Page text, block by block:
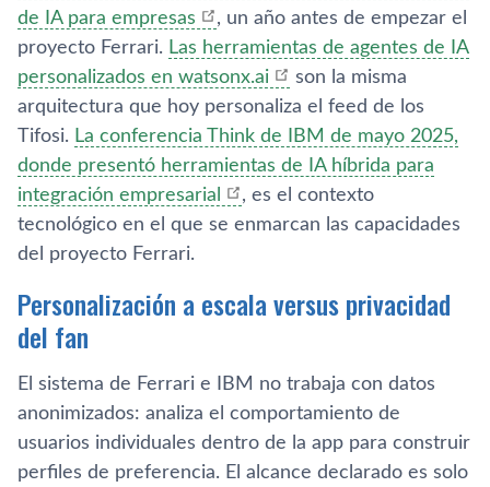
de IA para empresas
, un año antes de empezar el
proyecto Ferrari. Las herramientas de agentes de IA
personalizados en watsonx.ai
son la misma
arquitectura que hoy personaliza el feed de los
Tifosi. La conferencia Think de IBM de mayo 2025,
donde presentó herramientas de IA híbrida para
integración empresarial
, es el contexto
tecnológico en el que se enmarcan las capacidades
del proyecto Ferrari.
Personalización a escala versus privacidad
del fan
El sistema de Ferrari e IBM no trabaja con datos
anonimizados: analiza el comportamiento de
usuarios individuales dentro de la app para construir
perfiles de preferencia. El alcance declarado es solo